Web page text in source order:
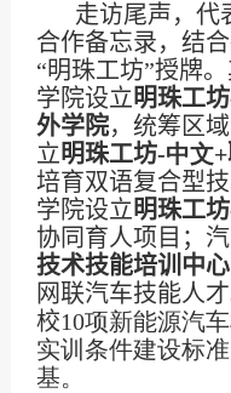
走访尾声，代
合作备忘录，结
“明珠工坊”授牌
学院设立明珠工坊
外学院，统筹区
立明珠工坊-中文+
培育双语复合型
学院设立明珠工坊
协同育人项目；
技术技能培训中心
网联汽车技能人
校10项新能源汽
实训条件建设标
基。